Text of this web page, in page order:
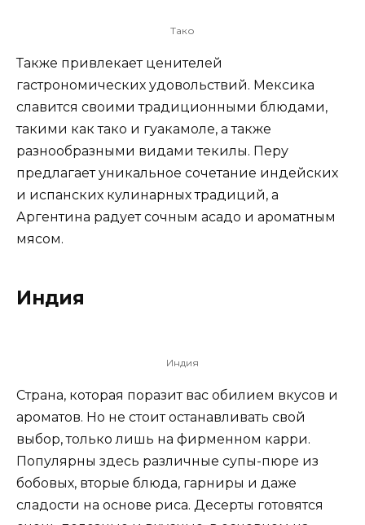
Тако
Также привлекает ценителей
гастрономических удовольствий. Мексика
славится своими традиционными блюдами,
такими как тако и гуакамоле, а также
разнообразными видами текилы. Перу
предлагает уникальное сочетание индейских
и испанских кулинарных традиций, а
Аргентина радует сочным асадо и ароматным
мясом.
Индия
Индия
Страна, которая поразит вас обилием вкусов и
ароматов. Но не стоит останавливать свой
выбор, только лишь на фирменном карри.
Популярны здесь различные супы-пюре из
бобовых, вторые блюда, гарниры и даже
сладости на основе риса. Десерты готовятся